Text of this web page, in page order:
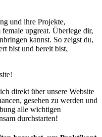
und ihre Projekte,
upgreat. Überlege dir,
kannst. So zeigst du,
bist und bereit bist,
direkt über unsere Website
gesehen zu werden und
alle wichtigen
durchstarten!